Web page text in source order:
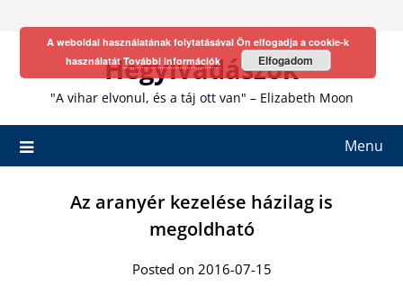
Hegyivadászok
"A vihar elvonul, és a táj ott van" – Elizabeth Moon
Menu
Az aranyér kezelése házilag is
megoldható
Posted on 2016-07-15
A weboldal használatának folytatásával Ön elfogadja a cookie-k
használatátTovábbi információk Elfogadom